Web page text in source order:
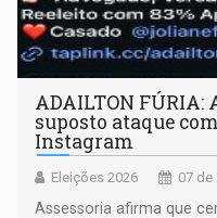
ADAILTON FÚRIA:
suposto ataque
Instagram
Eleições 2026 07 de
Assessoria afirma que